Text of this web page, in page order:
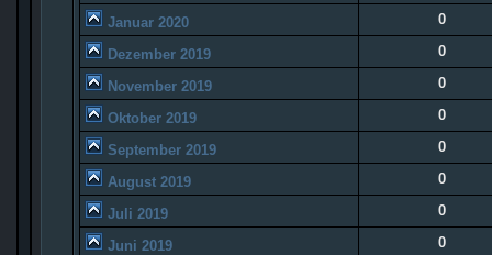
Januar 2020 0
Dezember 2019 0
November 2019 0
Oktober 2019 0
September 2019 0
August 2019 0
Juli 2019 0
Juni 2019 0